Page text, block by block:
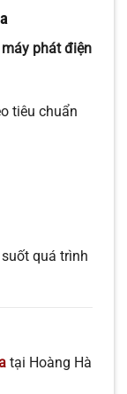
phát điện
tiêu chuẩn
quá trình
tại Hoàng Hà